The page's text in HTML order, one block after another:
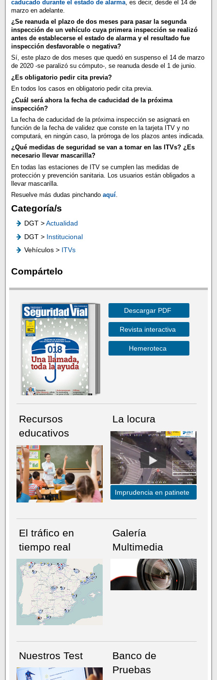
caducado durante el estado de alarma, es decir, desde el 14 de
marzo en adelante.
¿Se reanuda el plazo de dos meses para pasar la segunda
inspección de un vehículo cuya primera inspección se realizó
antes de establecerse el estado de alarma y el resultado fue
inspección desfavorable o negativa?
Sí, este plazo de dos meses que quedó en suspenso el 14 de marzo
de 2020 -se paralizó su cómputo-, se reanuda desde el 1 de junio.
¿Es obligatorio pedir cita previa?
En todos los casos en obligatorio pedir cita previa.
¿Cuál será ahora la fecha de caducidad de la próxima
inspección?
La fecha de caducidad de la próxima inspección se asignará en
función de la fecha de validez que conste en la tarjeta ITV y no
computará, en ningún caso, la prórroga de los plazos antes indicada.
¿Qué medidas de seguridad se van a tomar en las ITVs? ¿Es
necesario llevar mascarilla?
En todas las estaciones de ITV se cumplen las medidas de
protección y prevención sanitaria. Los usuarios están obligados a
llevar mascarilla.
Resuelve más dudas pinchando aquí.
Categoría/s
DGT >Actualidad
DGT > Institucional
Vehículos > ITVs
Compártelo
NÚMERO ACTUALHEMEROTECA
Descargar PDF
Revista interactiva
Hemeroteca
Recursos
educativos
La locura
Imprudencia en patinete
El tráfico en
tiempo real
Galería
Multimedia
Nuestros Test
Banco de
Pruebas